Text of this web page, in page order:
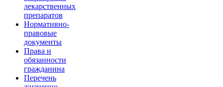
лекарственных
препаратов
Нормативно-
правовые
документы
Права и
обязанности
гражданина
Перечень